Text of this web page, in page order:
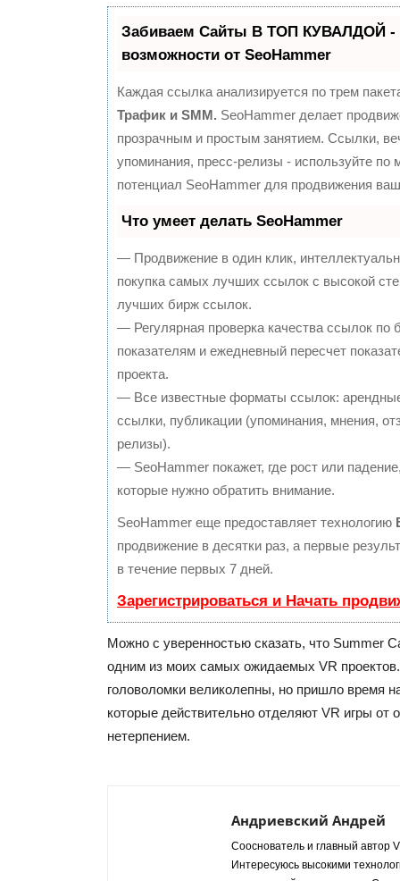
Забиваем Сайты В ТОП КУВАЛДОЙ -
возможности от SeoHammer
Каждая ссылка анализируется по трем
Трафик и SMM. SeoHammer делает
прозрачным и простым занятием. Ссылки,
упоминания, пресс-релизы - используйте по
потенциал SeoHammer для продвижения
Что умеет делать SeoHammer
— Продвижение в один клик,
покупка самых лучших ссылок с высокой
лучших бирж ссылок.
— Регулярная проверка качества ссылок по
показателям и ежедневный пересчет
проекта.
— Все известные форматы ссылок:
ссылки, публикации (упоминания, мнения,
релизы).
— SeoHammer покажет, где рост или
которые нужно обратить внимание.
SeoHammer еще предоставляет технологию
продвижение в десятки раз, а первые
в течение первых 7 дней.
Зарегистрироваться и Начать
Можно с уверенностью сказать, что Summer
одним из моих самых ожидаемых VR
головоломки великолепны, но пришло время
которые действительно отделяют VR игры
нетерпением.
Андриевский Андрей
Сооснователь и главный автор
Интересуюсь высокими